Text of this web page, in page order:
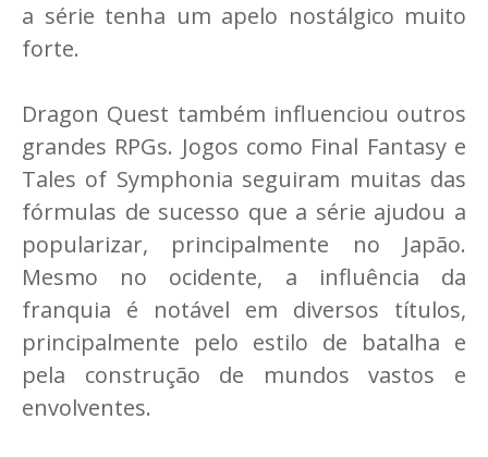
a série tenha um apelo nostálgico muito
forte.
Dragon Quest também influenciou outros
grandes RPGs. Jogos como Final Fantasy e
Tales of Symphonia seguiram muitas das
fórmulas de sucesso que a série ajudou a
popularizar, principalmente no Japão.
Mesmo no ocidente, a influência da
franquia é notável em diversos títulos,
principalmente pelo estilo de batalha e
pela construção de mundos vastos e
envolventes.